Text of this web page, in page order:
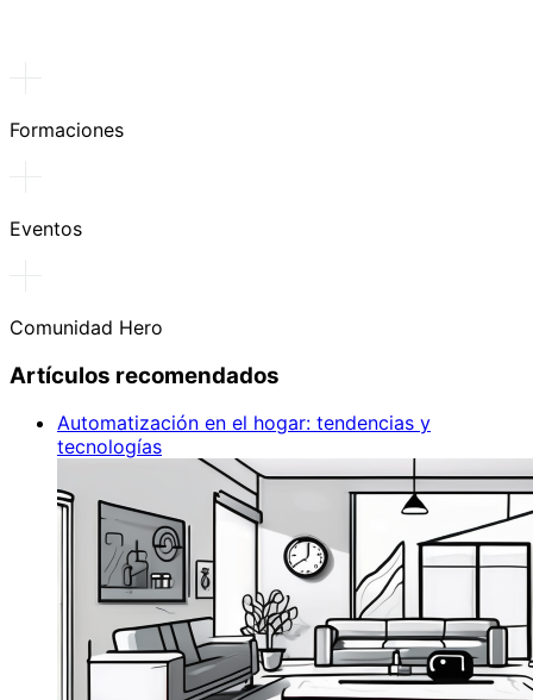
Formaciones
Eventos
Comunidad Hero
Artículos recomendados
Automatización en el hogar: tendencias y
tecnologías